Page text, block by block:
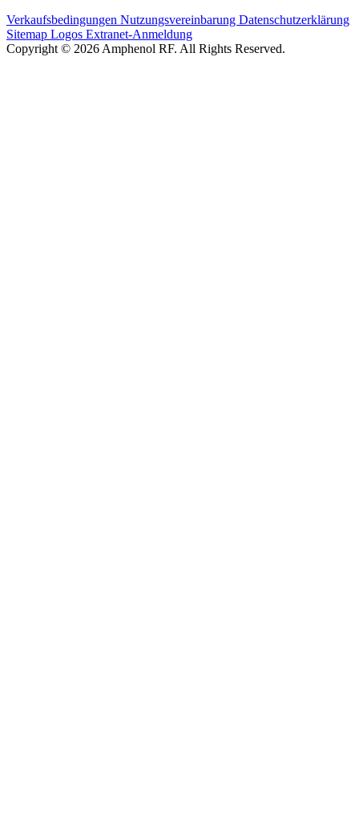
Verkaufsbedingungen Nutzungsvereinbarung Datenschutzerklärung
Sitemap Logos Extranet-Anmeldung
Copyright © 2026 Amphenol RF. All Rights Reserved.